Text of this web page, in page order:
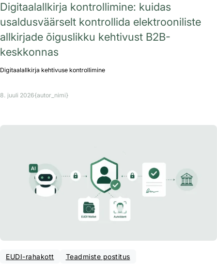
Digitaalallkirja kontrollimine: kuidas
usaldusväärselt kontrollida elektrooniliste
allkirjade õiguslikku kehtivust B2B-
keskkonnas
Digitaalallkirja kehtivuse kontrollimine
8. juuli 2026{autor_nimi}
EUDI-rahakott Teadmiste postitus